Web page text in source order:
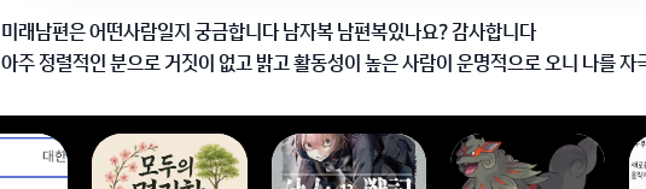
미래남편은 어떤사람일지 궁금합니다 남자복 남편복있나요? 감사합니다
아주 정렬적인 분으로 거짓이 없고 밝고 활동성이 높은 사람이 운명적으로 오니 나를